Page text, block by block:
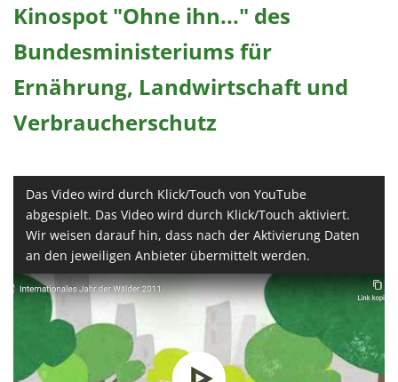
Kinospot "Ohne ihn..." des
Bundesministeriums für
Ernährung, Landwirtschaft und
Verbraucherschutz
Das Video wird durch Klick/Touch von YouTube
abgespielt. Das Video wird durch Klick/Touch aktiviert.
Wir weisen darauf hin, dass nach der Aktivierung Daten
an den jeweiligen Anbieter übermittelt werden.